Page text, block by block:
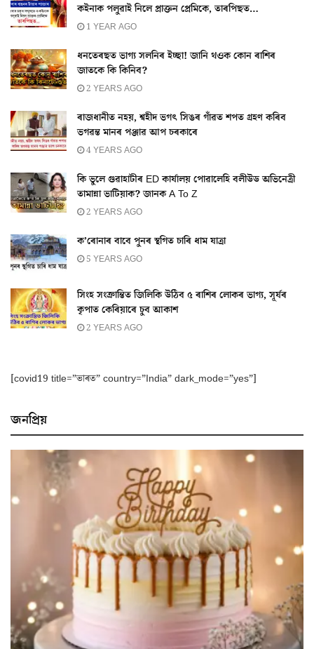
কইনাক পলুৱাই নিলে প্ৰাক্তন প্ৰেমিকে, তাৰপিছত…
1 YEAR AGO
ধনতেৰছত ভাগ্য সলনিৰ ইচ্ছা! জানি থওক কোন ৰাশিৰ
জাতকে কি কিনিব?
2 YEARS AGO
ৰাজধানীত নহয়, শ্বহীদ ভগৎ সিঙৰ গাঁৱত শপত গ্ৰহণ কৰিব
ভগৱন্ত মানৰ পঞ্জাৱ আপ চৰকাৰে
4 YEARS AGO
কি ভুলে গুৱাহাটীৰ ED কাৰ্যালয় পোৱালেহি বলীউড অভিনেত্ৰী
তামান্না ভাটিয়াক? জানক A To Z
2 YEARS AGO
ক’ৰোনাৰ বাবে পুনৰ স্থগিত চাৰি ধাম যাত্ৰা
5 YEARS AGO
সিংহ সংক্ৰান্তিত জিলিকি উঠিব ৫ ৰাশিৰ লোকৰ ভাগ্য, সূৰ্যৰ
কৃপাত কেৰিয়াৰে চুব আকাশ
2 YEARS AGO
[covid19 title=”ভাৰত” country=”India” dark_mode=”yes”]
জনপ্ৰিয়